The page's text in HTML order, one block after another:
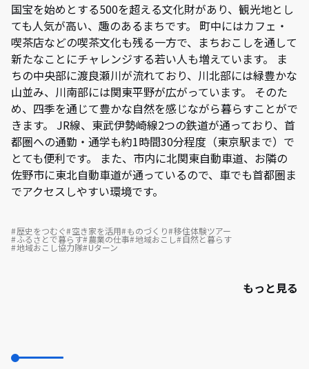
国宝を始めとする500を超える文化財があり、観光地とし
ても人気が高い、趣のあるまちです。 町中にはカフェ・
喫茶店などの喫茶文化も残る一方で、まちおこしを通して
新たなことにチャレンジする若い人も増えています。 ま
ちの中央部に渡良瀬川が流れており、川北部には緑豊かな
山並み、川南部には関東平野が広がっています。 そのた
め、四季を通じて豊かな自然を感じながら暮らすことがで
きます。 JR線、東武伊勢崎線2つの鉄道が通っており、首
都圏への通勤・通学も約1時間30分程度（東京駅まで）で
とても便利です。 また、市内に北関東自動車道、お隣の
佐野市に東北自動車道が通っているので、車でも首都圏ま
でアクセスしやすい環境です。
歴史をつむぐ 空き家を活用 ものづくり 移住体験ツアー
ふるさとで暮らす 農業の仕事 地域おこし 自然と暮らす
地域おこし協力隊 Uターン
もっと見る